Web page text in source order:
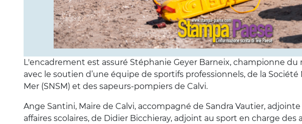
L'encadrement est assuré Stéphanie Geyer Barneix, championne
avec le soutien d’une équipe de sportifs professionnels, de la
Mer (SNSM) et des sapeurs-pompiers de Calvi.
Ange Santini, Maire de Calvi, accompagné de Sandra Vautier,
affaires scolaires, de Didier Bicchieray, adjoint au sport en charge